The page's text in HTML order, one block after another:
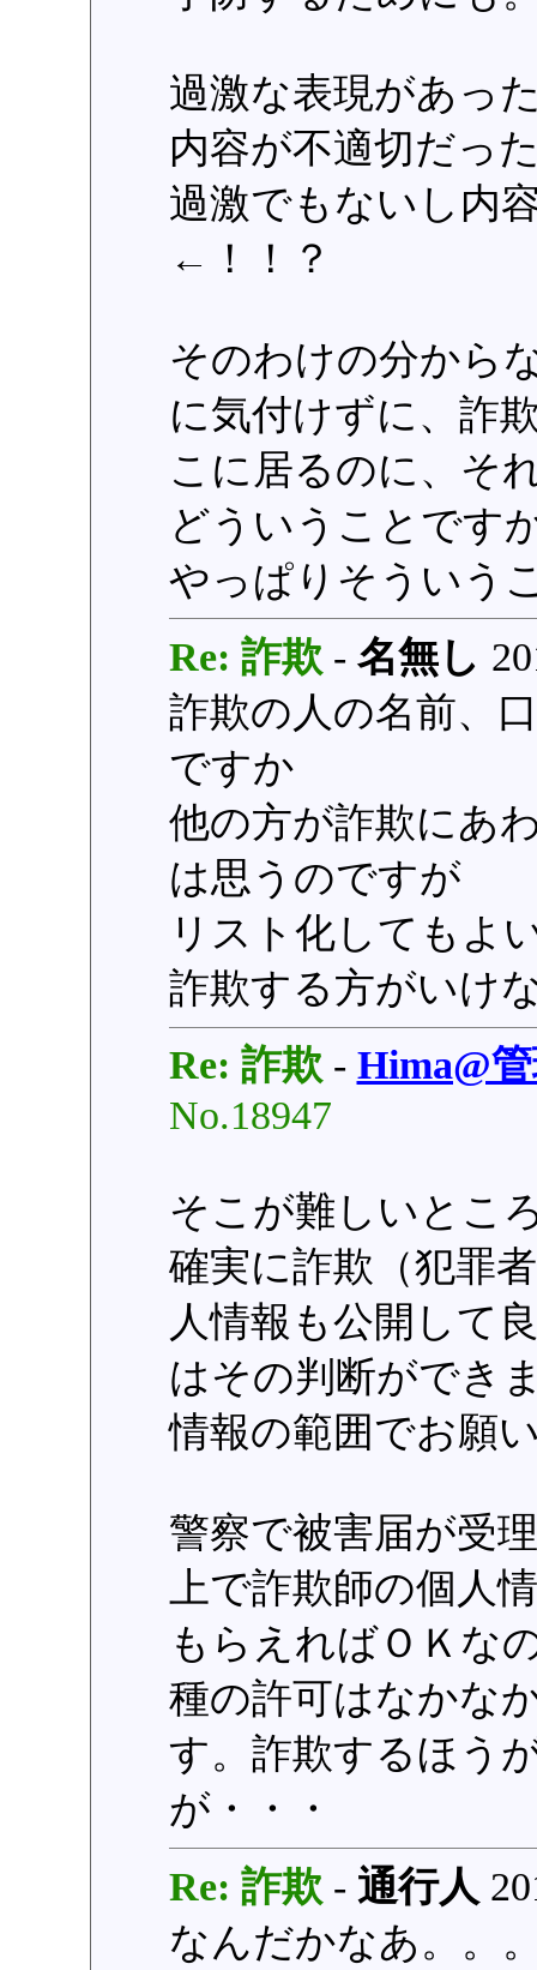
過激な表現があっ
内容が不適切だっ
過激でもないし内
←！！？
そのわけの分から
に気付けずに、詐
こに居るのに、そ
どういうことです
やっぱりそういう
Re: 詐欺 - 名無し
詐欺の人の名前、
ですか
他の方が詐欺にあ
は思うのですが
リスト化してもよ
詐欺する方がいけ
Re: 詐欺 - Hima@
No.18947
そこが難しいとこ
確実に詐欺（犯罪
人情報も公開して
はその判断ができ
情報の範囲でお願
警察で被害届が受
上で詐欺師の個人
もらえればＯＫな
種の許可はなかな
す。詐欺するほう
が・・・
Re: 詐欺 - 通行人
なんだかなあ。。